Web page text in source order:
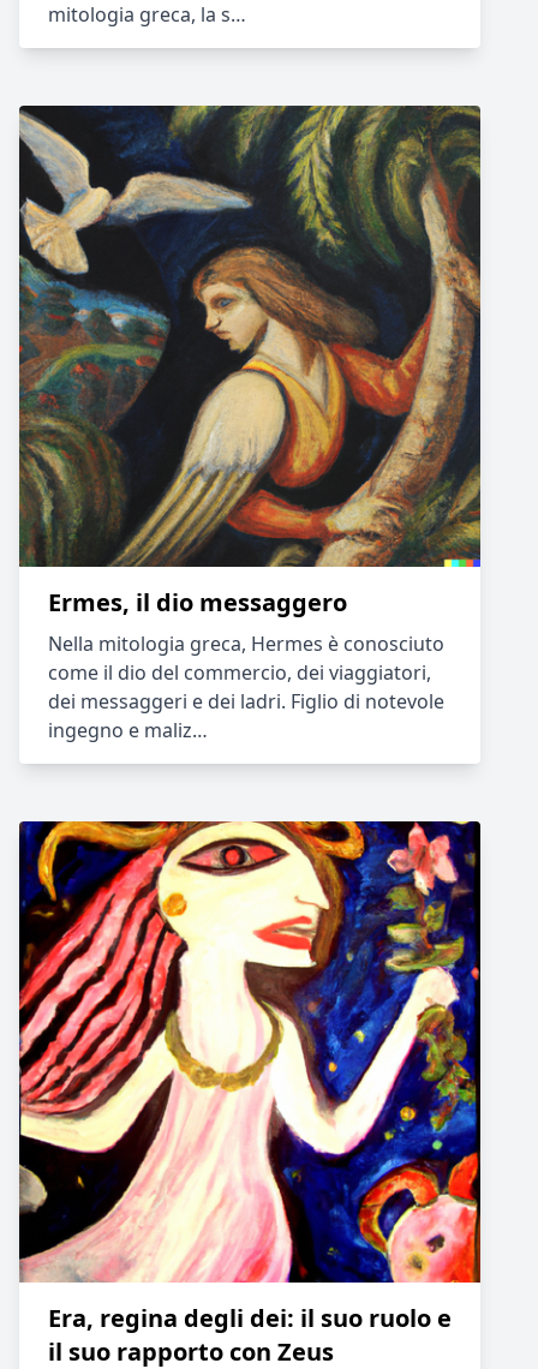
mitologia greca, la s…
Ermes, il dio messaggero
Nella mitologia greca, Hermes è conosciuto
come il dio del commercio, dei viaggiatori,
dei messaggeri e dei ladri. Figlio di notevole
ingegno e maliz…
Era, regina degli dei: il suo ruolo e
il suo rapporto con Zeus